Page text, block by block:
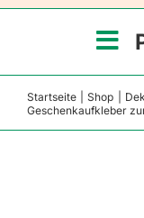
Startseite Shop
Geschenkaufkleber